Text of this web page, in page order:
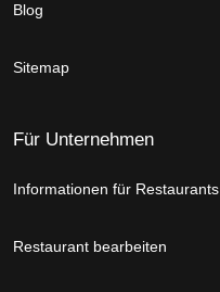
Blog
Sitemap
Für Unternehmen
Informationen für Restaurants
Restaurant bearbeiten